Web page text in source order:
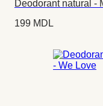
Deodorant natural -
199 MDL